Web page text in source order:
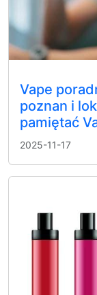
Vape
poznan i
pamiętać
2025-11-17